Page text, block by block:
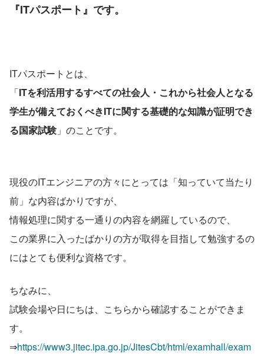
『ITパスポート』です。
ITパスポートとは、
「ITを利活用するすべての社会人・これから社会人となる
学生が備えておくべきITに関する基礎的な知識が証明でき
る国家試験 」のことです。
現役のITエンジニアの方々にとっては「知っていて当たり
前」な内容ばかりですが、
情報処理に関する一通りの内容を網羅しているので、
この業界に入ったばかりの方が取得を目指して勉強するの
にはとても便利な資格です。
ちなみに、
試験会場や日にちは、こちらから確認することができま
す。
⇒https://www3.jitec.ipa.go.jp/JitesCbt/html/examhall/exam